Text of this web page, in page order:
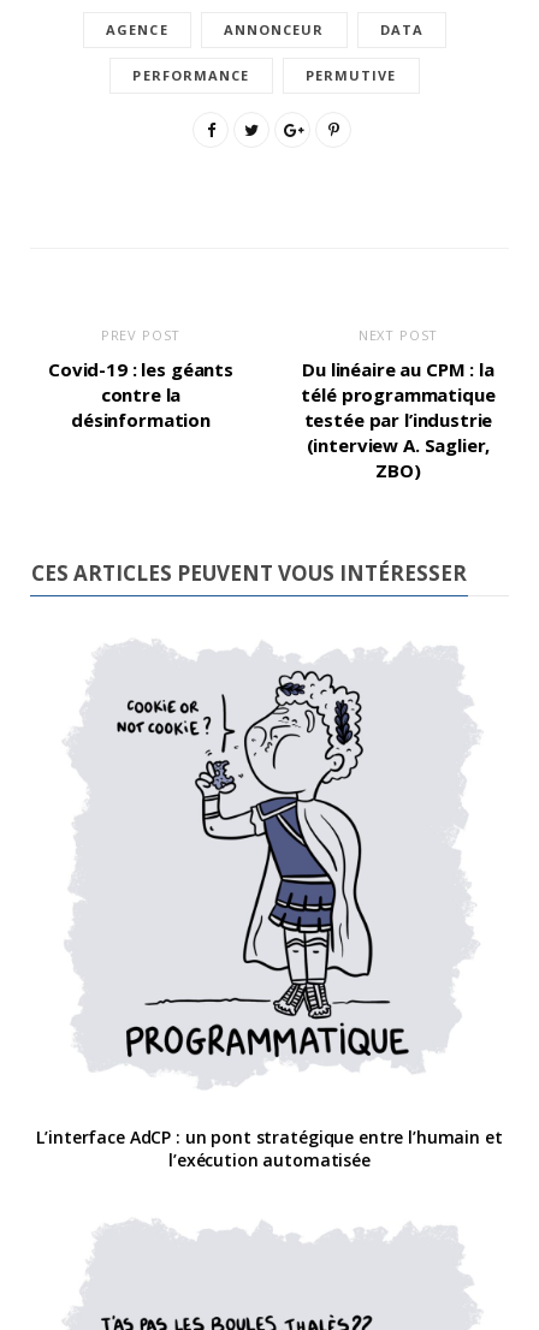
AGENCE ANNONCEUR DATA
PERFORMANCE PERMUTIVE
PREV POST
Covid-19 : les géants
contre la
désinformation
NEXT POST
Du linéaire au CPM : la
télé programmatique
testée par l’industrie
(interview A. Saglier,
ZBO)
CES ARTICLES PEUVENT VOUS INTÉRESSER
L’interface AdCP : un pont stratégique entre l’humain et
l’exécution automatisée